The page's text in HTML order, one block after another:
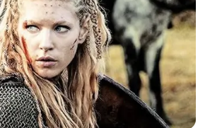
di sebuah rumah sakit terkenal di China,
Wu Cong Rui
kemudian bersaing dengan Du Di
Nian Bai
ke rumah sakit dan mencari tahu
Ibunya.